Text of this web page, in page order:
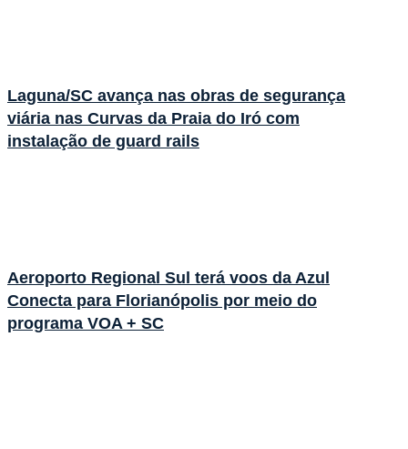
Laguna/SC avança nas obras de segurança
viária nas Curvas da Praia do Iró com
instalação de guard rails
Aeroporto Regional Sul terá voos da Azul
Conecta para Florianópolis por meio do
programa VOA + SC